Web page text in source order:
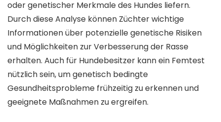
oder genetischer Merkmale des Hundes liefern.
Durch diese Analyse können Züchter wichtige
Informationen über potenzielle genetische Risiken
und Möglichkeiten zur Verbesserung der Rasse
erhalten. Auch für Hundebesitzer kann ein Femtest
nützlich sein, um genetisch bedingte
Gesundheitsprobleme frühzeitig zu erkennen und
geeignete Maßnahmen zu ergreifen.